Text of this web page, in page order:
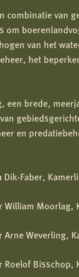
combinatie van
om
van het
het
een brede,
en
Faber,
William Moorlag,
Weverling,
Bisschop,